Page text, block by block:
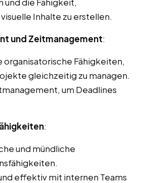
Inhalte zu erstellen.
und Zeitmanagement:
organisatorische Fähigkeiten,
gleichzeitig zu managen.
um Deadlines
:
und mündliche
effektiv mit internen Teams